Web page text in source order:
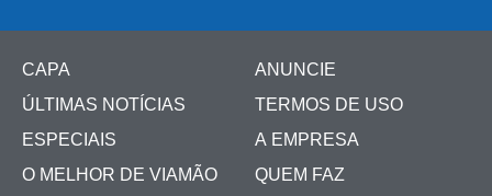
CAPA
ÚLTIMAS NOTÍCIAS
ESPECIAIS
O MELHOR DE VIAMÃO
ANUNCIE
TERMOS DE USO
A EMPRESA
QUEM FAZ